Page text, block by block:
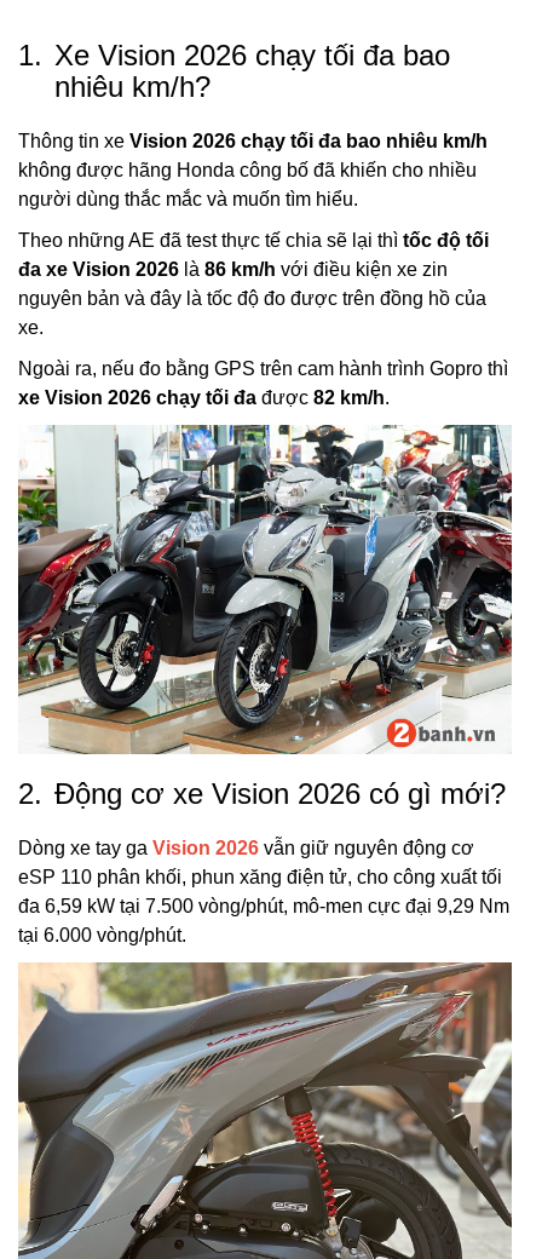
1. Xe Vision 2026 chạy tối đa bao
nhiêu km/h?
Thông tin xe Vision 2026 chạy tối đa bao nhiêu km/h
không được hãng Honda công bố đã khiến cho nhiều
người dùng thắc mắc và muốn tìm hiểu.
Theo những AE đã test thực tế chia sẽ lại thì tốc độ tối
đa xe Vision 2026 là 86 km/h với điều kiện xe zin
nguyên bản và đây là tốc độ đo được trên đồng hồ của
xe.
Ngoài ra, nếu đo bằng GPS trên cam hành trình Gopro thì
xe Vision 2026 chạy tối đa được 82 km/h.
2. Động cơ xe Vision 2026 có gì mới?
Dòng xe tay ga Vision 2026 vẫn giữ nguyên động cơ
eSP 110 phân khối, phun xăng điện tử, cho công xuất tối
đa 6,59 kW tại 7.500 vòng/phút, mô-men cực đại 9,29 Nm
tại 6.000 vòng/phút.